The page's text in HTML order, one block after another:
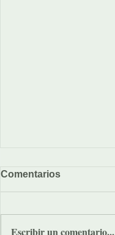
Comentarios
Escribir un comentario...